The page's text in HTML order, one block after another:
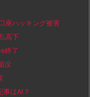
座ハッキング被害
高下
終了
没
はAI？